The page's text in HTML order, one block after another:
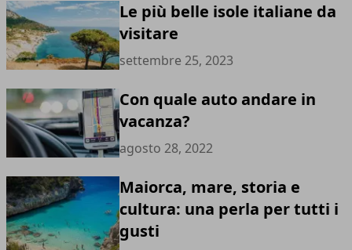
Le più belle isole italiane da
visitare
settembre 25, 2023
Con quale auto andare in
vacanza?
agosto 28, 2022
Maiorca, mare, storia e
cultura: una perla per tutti i
gusti